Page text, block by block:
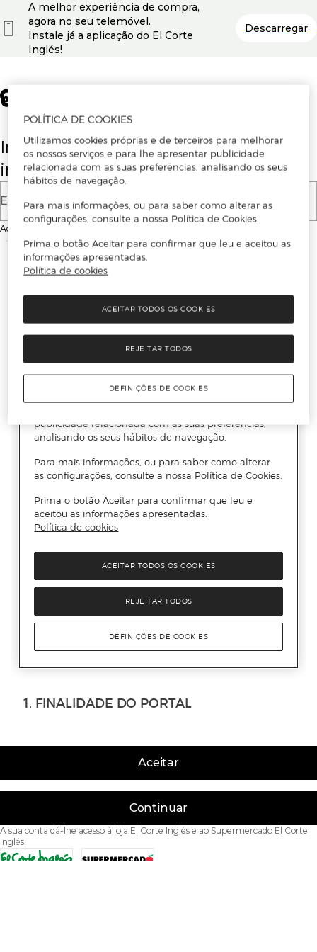
Insira o seu email para se registar ou
iniciar sessão.
E-mail
Ao continuar, aceitas as
Aceitar
Continuar
A sua conta dá-lhe acesso à loja El Corte Inglés e ao Supermercado El Corte
Inglés.
A melhor experiência de compra,
agora no seu telemóvel.
Instale já a aplicação do El Corte
Inglés!
Descarregar
POLÍTICA DE COOKIES
Utilizamos cookies próprias e de terceiros para melhorar
os nossos serviços e para lhe apresentar publicidade
relacionada com as suas preferências, analisando os seus
hábitos de navegação.
Para mais informações, ou para saber como alterar as
configurações, consulte a nossa Política de Cookies.
Prima o botão Aceitar para confirmar que leu e aceitou as
informações apresentadas.
Política de cookies
REJEITAR TODOS
ACEITAR TODOS OS COOKIES
DEFINIÇÕES DE COOKIES